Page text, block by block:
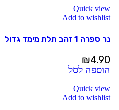
Quick view
Add to wishlist
נר ספרה 1 זהב תלת מימד גדול
₪4.90
הוספה לסל
Quick view
Add to wishlist